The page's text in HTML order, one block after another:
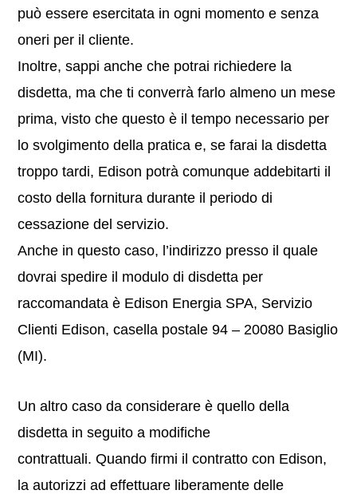
può essere esercitata in ogni momento e senza
oneri per il cliente.
Inoltre, sappi anche che potrai richiedere la
disdetta, ma che ti converrà farlo almeno un mese
prima, visto che questo è il tempo necessario per
lo svolgimento della pratica e, se farai la disdetta
troppo tardi, Edison potrà comunque addebitarti il
costo della fornitura durante il periodo di
cessazione del servizio.
Anche in questo caso, l’indirizzo presso il quale
dovrai spedire il modulo di disdetta per
raccomandata è Edison Energia SPA, Servizio
Clienti Edison, casella postale 94 – 20080 Basiglio
(MI).
Un altro caso da considerare è quello della
disdetta in seguito a modifiche
contrattuali. Quando firmi il contratto con Edison,
la autorizzi ad effettuare liberamente delle